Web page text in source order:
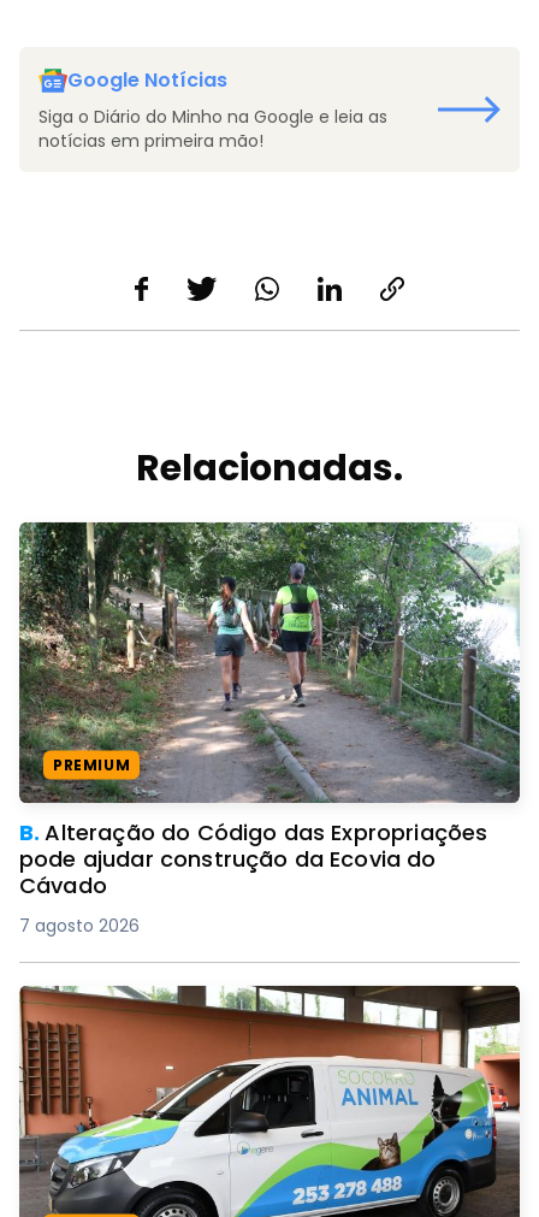
Google Notícias
Siga o Diário do Minho na Google e leia as
notícias em primeira mão!
Relacionadas.
PREMIUM
B.Alteração do Código das Expropriações
pode ajudar construção da Ecovia do
Cávado
7 agosto 2026